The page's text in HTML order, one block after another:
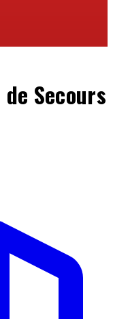
Secours